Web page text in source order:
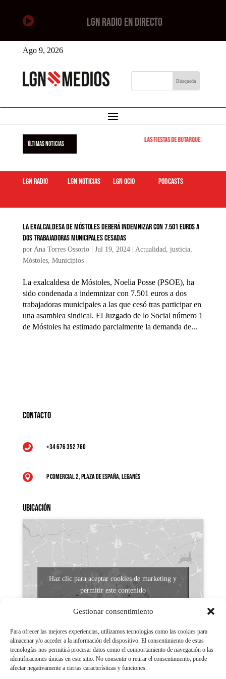
Gestionar consentimiento
Para ofrecer las mejores experiencias, utilizamos tecnologías como las cookies para
almacenar y/o acceder a la información del dispositivo. El consentimiento de estas
tecnologías nos permitirá procesar datos como el comportamiento de navegación o las
identificaciones únicas en este sitio. No consentir o retirar el consentimiento, puede
afectar negativamente a ciertas características y funciones.
 LGN RADIO EN DIRECTO
Ago 9, 2026
ÚLTIMAS NOTICIAS Las Fiestas de Butarque 2026
LGN Radio LGN Noticias LGN ocio podcasts
La exalcaldesa de Móstoles deberá indemnizar con 7.501 euros a
dos trabajadoras municipales cesadas
por Ana Torres Ossorio| Jul 19, 2024| Actualidad, justicia,
Móstoles, Municipios
La exalcaldesa de Móstoles, Noelia Posse (PSOE), ha
sido condenada a indemnizar con 7.501 euros a dos
trabajadoras municipales a las que cesó tras participar en
una asamblea sindical. El Juzgado de lo Social número 1
de Móstoles ha estimado parcialmente la demanda de...
Contacto
 +34 676 352 760
 P Comercial 2, Plaza de España, Leganés
Ubicación
Haz clic para aceptar cookies de marketing y
permitir este contenido
Aviso legal